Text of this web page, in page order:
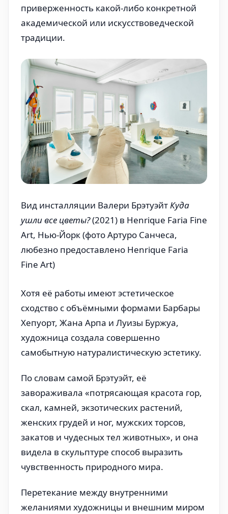
приверженность какой-либо конкретной
академической или искусствоведческой
традиции.
Вид инсталляции Валери Брэтуэйт Куда
ушли все цветы? (2021) в Henrique Faria Fine
Art, Нью-Йорк (фото Артуро Санчеса,
любезно предоставлено Henrique Faria
Fine Art)
Хотя её работы имеют эстетическое
сходство с объёмными формами Барбары
Хепуорт, Жана Арпа и Луизы Буржуа,
художница создала совершенно
самобытную натуралистическую эстетику.
По словам самой Брэтуэйт, её
завораживала «потрясающая красота гор,
скал, камней, экзотических растений,
женских грудей и ног, мужских торсов,
закатов и чудесных тел животных», и она
видела в скульптуре способ выразить
чувственность природного мира.
Перетекание между внутренними
желаниями художницы и внешним миром